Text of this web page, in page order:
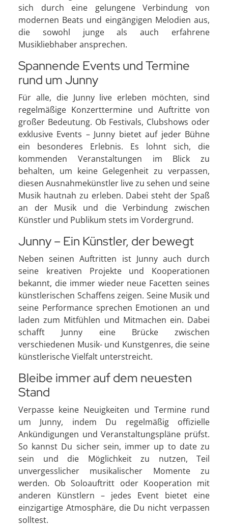
sich durch eine gelungene Verbindung von
modernen Beats und eingängigen Melodien aus,
die sowohl junge als auch erfahrene
Musikliebhaber ansprechen.
Spannende Events und Termine
rund um Junny
Für alle, die Junny live erleben möchten, sind
regelmäßige Konzerttermine und Auftritte von
großer Bedeutung. Ob Festivals, Clubshows oder
exklusive Events – Junny bietet auf jeder Bühne
ein besonderes Erlebnis. Es lohnt sich, die
kommenden Veranstaltungen im Blick zu
behalten, um keine Gelegenheit zu verpassen,
diesen Ausnahmekünstler live zu sehen und seine
Musik hautnah zu erleben. Dabei steht der Spaß
an der Musik und die Verbindung zwischen
Künstler und Publikum stets im Vordergrund.
Junny – Ein Künstler, der bewegt
Neben seinen Auftritten ist Junny auch durch
seine kreativen Projekte und Kooperationen
bekannt, die immer wieder neue Facetten seines
künstlerischen Schaffens zeigen. Seine Musik und
seine Performance sprechen Emotionen an und
laden zum Mitfühlen und Mitmachen ein. Dabei
schafft Junny eine Brücke zwischen
verschiedenen Musik- und Kunstgenres, die seine
künstlerische Vielfalt unterstreicht.
Bleibe immer auf dem neuesten
Stand
Verpasse keine Neuigkeiten und Termine rund
um Junny, indem Du regelmäßig offizielle
Ankündigungen und Veranstaltungspläne prüfst.
So kannst Du sicher sein, immer up to date zu
sein und die Möglichkeit zu nutzen, Teil
unvergesslicher musikalischer Momente zu
werden. Ob Soloauftritt oder Kooperation mit
anderen Künstlern – jedes Event bietet eine
einzigartige Atmosphäre, die Du nicht verpassen
solltest.